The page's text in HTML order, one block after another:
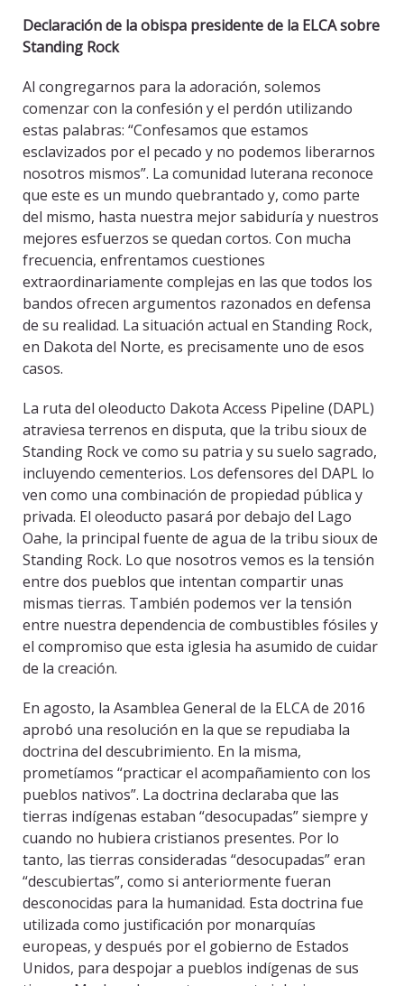
Declaración de la obispa presidente de la ELCA sobre
Standing Rock
Al congregarnos para la adoración, solemos
comenzar con la confesión y el perdón utilizando
estas palabras: “Confesamos que estamos
esclavizados por el pecado y no podemos liberarnos
nosotros mismos”. La comunidad luterana reconoce
que este es un mundo quebrantado y, como parte
del mismo, hasta nuestra mejor sabiduría y nuestros
mejores esfuerzos se quedan cortos. Con mucha
frecuencia, enfrentamos cuestiones
extraordinariamente complejas en las que todos los
bandos ofrecen argumentos razonados en defensa
de su realidad. La situación actual en Standing Rock,
en Dakota del Norte, es precisamente uno de esos
casos.
La ruta del oleoducto Dakota Access Pipeline (DAPL)
atraviesa terrenos en disputa, que la tribu sioux de
Standing Rock ve como su patria y su suelo sagrado,
incluyendo cementerios. Los defensores del DAPL lo
ven como una combinación de propiedad pública y
privada. El oleoducto pasará por debajo del Lago
Oahe, la principal fuente de agua de la tribu sioux de
Standing Rock. Lo que nosotros vemos es la tensión
entre dos pueblos que intentan compartir unas
mismas tierras. También podemos ver la tensión
entre nuestra dependencia de combustibles fósiles y
el compromiso que esta iglesia ha asumido de cuidar
de la creación.
En agosto, la Asamblea General de la ELCA de 2016
aprobó una resolución en la que se repudiaba la
doctrina del descubrimiento. En la misma,
prometíamos “practicar el acompañamiento con los
pueblos nativos”. La doctrina declaraba que las
tierras indígenas estaban “desocupadas” siempre y
cuando no hubiera cristianos presentes. Por lo
tanto, las tierras consideradas “desocupadas” eran
“descubiertas”, como si anteriormente fueran
desconocidas para la humanidad. Esta doctrina fue
utilizada como justificación por monarquías
europeas, y después por el gobierno de Estados
Unidos, para despojar a pueblos indígenas de sus